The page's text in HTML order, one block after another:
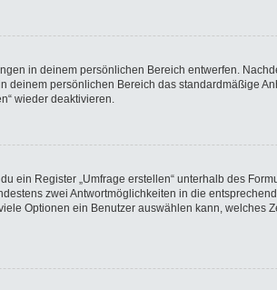
in deinem persönlichen Bereich entwerfen.
deinem persönlichen Bereich das standardmäßige
wieder deaktivieren.
ein Register „Umfrage erstellen“ unterhalb des
zwei Antwortmöglichkeiten in die
Optionen ein Benutzer auswählen kann,